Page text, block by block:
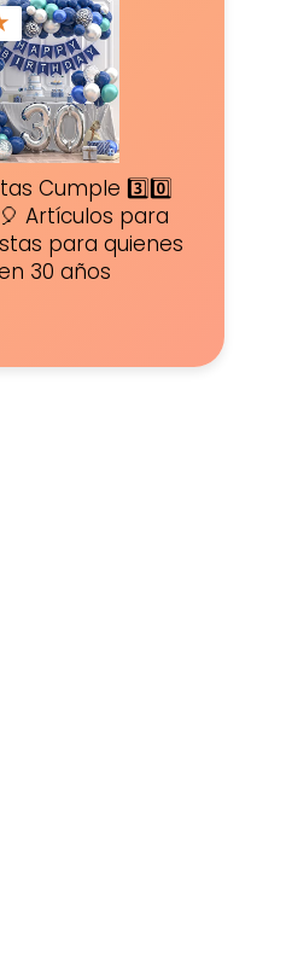
Cumple 3️⃣0️⃣
Artículos para
para quienes
30 años